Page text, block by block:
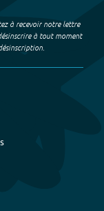
à recevoir notre lettre
à tout moment